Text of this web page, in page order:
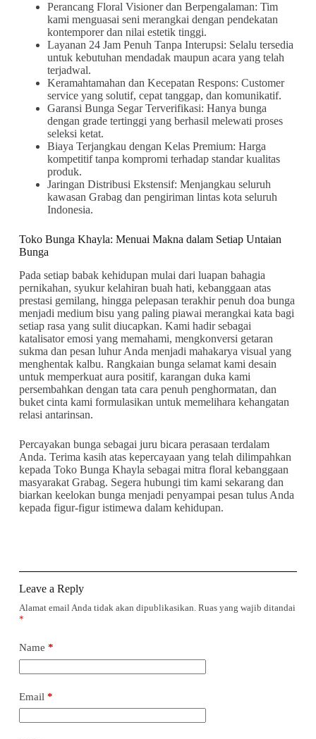
Perancang Floral Visioner dan Berpengalaman: Tim
kami menguasai seni merangkai dengan pendekatan
kontemporer dan nilai estetik tinggi.
Layanan 24 Jam Penuh Tanpa Interupsi: Selalu tersedia
untuk kebutuhan mendadak maupun acara yang telah
terjadwal.
Keramahtamahan dan Kecepatan Respons: Customer
service yang solutif, cepat tanggap, dan komunikatif.
Garansi Bunga Segar Terverifikasi: Hanya bunga
dengan grade tertinggi yang berhasil melewati proses
seleksi ketat.
Biaya Terjangkau dengan Kelas Premium: Harga
kompetitif tanpa kompromi terhadap standar kualitas
produk.
Jaringan Distribusi Ekstensif: Menjangkau seluruh
kawasan Grabag dan pengiriman lintas kota seluruh
Indonesia.
Toko Bunga Khayla: Menuai Makna dalam Setiap Untaian
Bunga
Pada setiap babak kehidupan mulai dari luapan bahagia
pernikahan, syukur kelahiran buah hati, kebanggaan atas
prestasi gemilang, hingga pelepasan terakhir penuh doa bunga
menjadi medium bisu yang paling piawai merangkai kata bagi
setiap rasa yang sulit diucapkan. Kami hadir sebagai
katalisator emosi yang memahami, mengkonversi getaran
sukma dan pesan luhur Anda menjadi mahakarya visual yang
menghentak kalbu. Rangkaian bunga selamat kami desain
untuk memperkuat aura positif, karangan duka kami
persembahkan dengan tata cara penuh penghormatan, dan
buket cinta kami formulasikan untuk memelihara kehangatan
relasi antarinsan.
Percayakan bunga sebagai juru bicara perasaan terdalam
Anda. Terima kasih atas kepercayaan yang telah dilimpahkan
kepada Toko Bunga Khayla sebagai mitra floral kebanggaan
masyarakat Grabag. Segera hubungi tim kami sekarang dan
biarkan keelokan bunga menjadi penyampai pesan tulus Anda
kepada figur-figur istimewa dalam kehidupan.
Leave a Reply
Alamat email Anda tidak akan dipublikasikan. Ruas yang wajib ditandai
*
Name *
Email *